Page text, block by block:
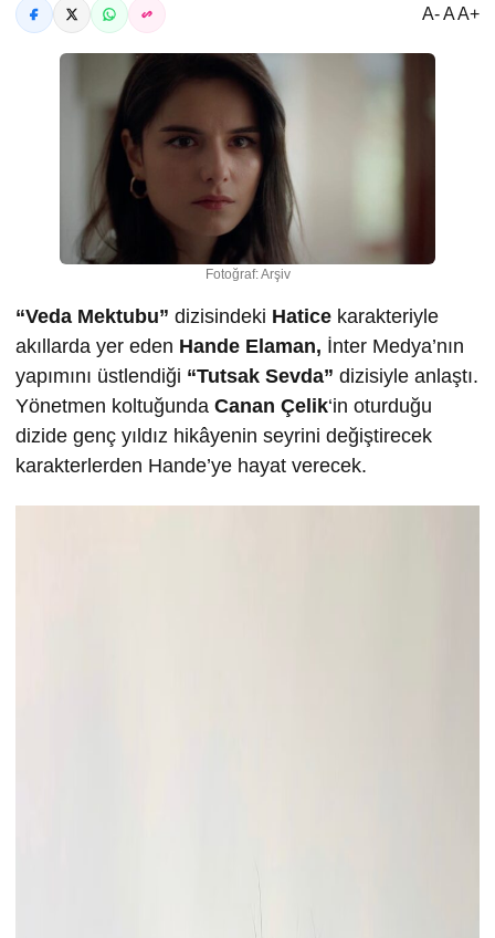
A- A A+
Fotoğraf: Arşiv
“Veda Mektubu” dizisindeki Hatice karakteriyle
akıllarda yer eden Hande Elaman, İnter Medya’nın
yapımını üstlendiği “Tutsak Sevda” dizisiyle anlaştı.
Yönetmen koltuğunda Canan Çelik‘in oturduğu
dizide genç yıldız hikâyenin seyrini değiştirecek
karakterlerden Hande’ye hayat verecek.